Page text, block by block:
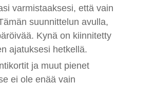
varmistaaksesi, että vain
suunnittelun avulla,
Kynä on kiinnitetty
ajatuksesi hetkellä.
ja muut pienet
ei ole enää vain